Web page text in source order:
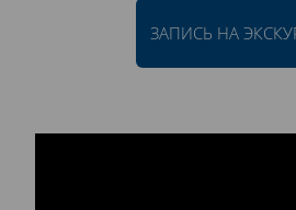
ЗАПИСЬ НА